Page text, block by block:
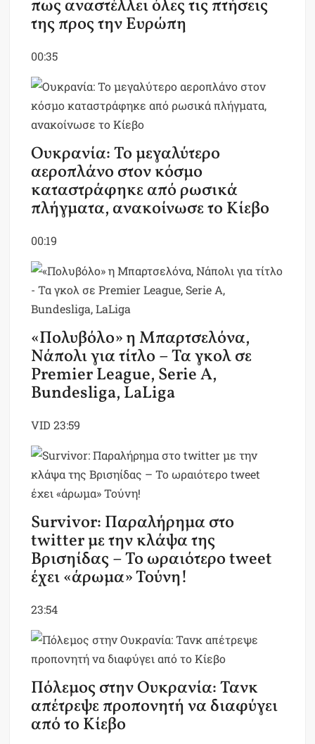
πως αναστέλλει όλες τις πτήσεις
της προς την Ευρώπη
00:35
Ουκρανία: Το μεγαλύτερο
αεροπλάνο στον κόσμο
καταστράφηκε από ρωσικά
πλήγματα, ανακοίνωσε το Κίεβο
00:19
«Πολυβόλο» η Μπαρτσελόνα,
Νάπολι για τίτλο – Τα γκολ σε
Premier League, Serie A,
Bundesliga, LaLiga
VID 23:59
Survivor: Παραλήρημα στο
twitter με την κλάψα της
Βρισηίδας – Το ωραιότερο tweet
έχει «άρωμα» Τούνη!
23:54
Πόλεμος στην Ουκρανία: Τανκ
απέτρεψε προπονητή να διαφύγει
από το Κίεβο